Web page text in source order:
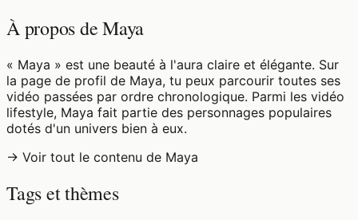
À propos de Maya
« Maya » est une beauté à l'aura claire et élégante. Sur
la page de profil de Maya, tu peux parcourir toutes ses
vidéo passées par ordre chronologique. Parmi les vidéo
lifestyle, Maya fait partie des personnages populaires
dotés d'un univers bien à eux.
→ Voir tout le contenu de Maya
Tags et thèmes